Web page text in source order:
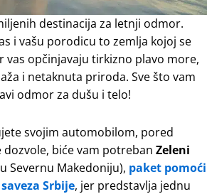
destinacija za letnji odmor.
i vašu porodicu to zemlja kojoj se
vas opčinjavaju tirkizno plavo more,
i netaknuta priroda. Sve što vam
odmor za dušu i telo!
svojim automobilom, pored
dozvole, biće vam potreban Zeleni
Severnu Makedoniju), paket pomoći
Srbije, jer predstavlja jednu